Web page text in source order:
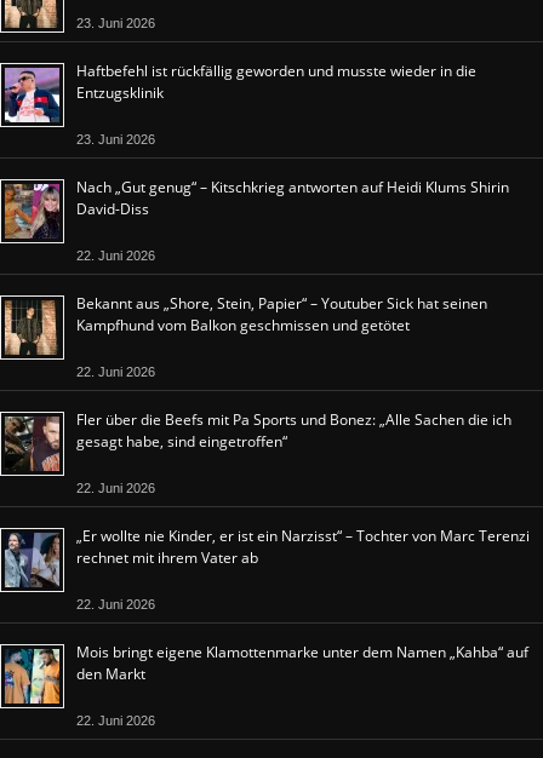
23. Juni 2026
Haftbefehl ist rückfällig geworden und musste wieder in die
Entzugsklinik
23. Juni 2026
Nach „Gut genug“ – Kitschkrieg antworten auf Heidi Klums Shirin
David-Diss
22. Juni 2026
Bekannt aus „Shore, Stein, Papier“ – Youtuber Sick hat seinen
Kampfhund vom Balkon geschmissen und getötet
22. Juni 2026
Fler über die Beefs mit Pa Sports und Bonez: „Alle Sachen die ich
gesagt habe, sind eingetroffen“
22. Juni 2026
„Er wollte nie Kinder, er ist ein Narzisst“ – Tochter von Marc Terenzi
rechnet mit ihrem Vater ab
22. Juni 2026
Mois bringt eigene Klamottenmarke unter dem Namen „Kahba“ auf
den Markt
22. Juni 2026